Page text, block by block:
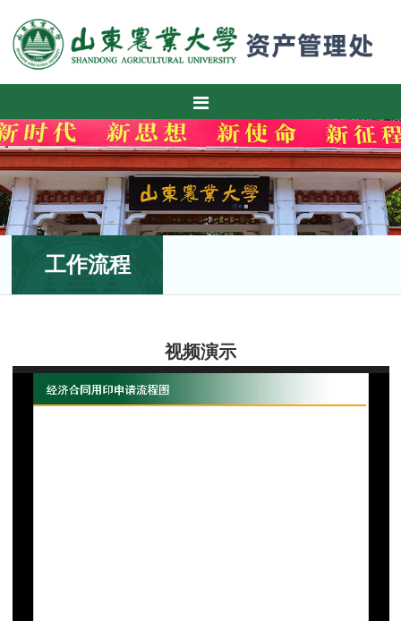
工作流程
视频演示